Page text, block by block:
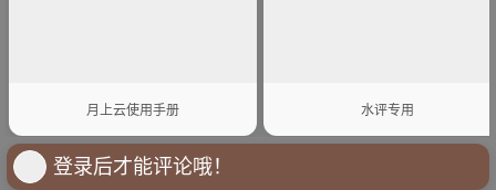
月上云使用手册 水评专用
登录后才能评论哦！